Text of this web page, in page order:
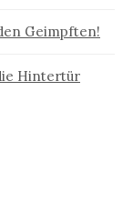
Geimpften!
Hintertür